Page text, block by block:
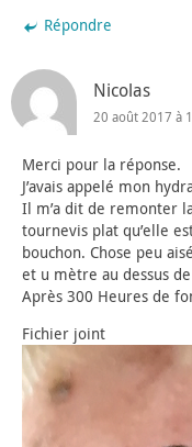
Répondre
Nicolas
20 août 2017 à
Merci pour la réponse.
J’avais appelé mon
Il m’a dit de remonter
tournevis plat qu’elle
bouchon. Chose peu
et u mètre au dessus
Après 300 Heures de
Fichier joint